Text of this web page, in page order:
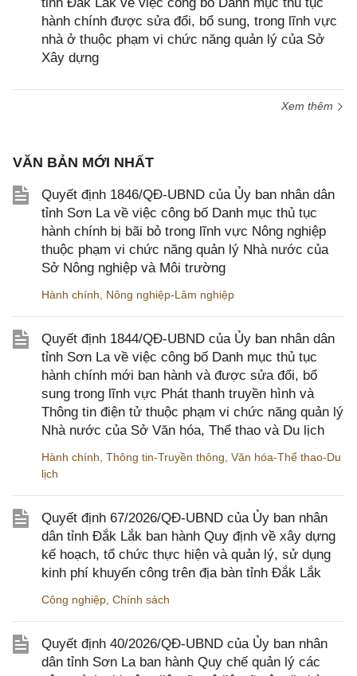
hành chính được sửa đổi, bổ sung, trong lĩnh vực
nhà ở thuộc phạm vi chức năng quản lý của Sở
Xây dựng
Xem thêm
VĂN BẢN MỚI NHẤT
Quyết định 1846/QĐ-UBND của Ủy ban nhân dân
tỉnh Sơn La về việc công bố Danh mục thủ tục
hành chính bị bãi bỏ trong lĩnh vực Nông nghiệp
thuộc phạm vi chức năng quản lý Nhà nước của
Sở Nông nghiệp và Môi trường
Hành chính Nông nghiệp-Lâm nghiệp
Quyết định 1844/QĐ-UBND của Ủy ban nhân dân
tỉnh Sơn La về việc công bố Danh mục thủ tục
hành chính mới ban hành và được sửa đổi, bổ
sung trong lĩnh vực Phát thanh truyền hình và
Thông tin điện tử thuộc phạm vi chức năng quản lý
Nhà nước của Sở Văn hóa, Thể thao và Du lịch
Hành chính Thông tin-Truyền thông Văn hóa-Thể thao-Du
lịch
Quyết định 67/2026/QĐ-UBND của Ủy ban nhân
dân tỉnh Đắk Lắk ban hành Quy định về xây dựng
kế hoạch, tổ chức thực hiện và quản lý, sử dụng
kinh phí khuyến công trên địa bàn tỉnh Đắk Lắk
Công nghiệp Chính sách
Quyết định 40/2026/QĐ-UBND của Ủy ban nhân
dân tỉnh Sơn La ban hành Quy chế quản lý các